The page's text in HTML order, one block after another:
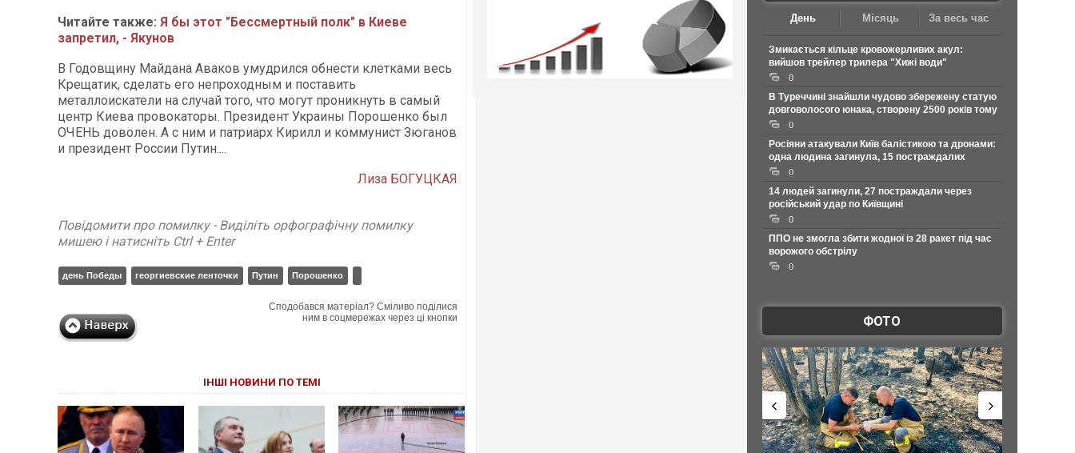
Читайте также: Я бы этот "Бессмертный полк" в Киеве
запретил, - Якунов
В Годовщину Майдана Аваков умудрился обнести клетками весь
Крещатик, сделать его непроходным и поставить
металлоискатели на случай того, что могут проникнуть в самый
центр Киева провокаторы. Президент Украины Порошенко был
ОЧЕНЬ доволен. А с ним и патриарх Кирилл и коммунист Зюганов
и президент России Путин....
Лиза БОГУЦКАЯ
Повідомити про помилку - Виділіть орфографічну помилку
мишею і натисніть Ctrl + Enter
день Победы георгиевские ленточки Путин Порошенко
Сподобався матеріал? Сміливо поділися
ним в соцмережах через ці кнопки
ІНШІ НОВИНИ ПО ТЕМІ
День Місяць За весь час
Змикається кільце кровожерливих акул:
вийшов трейлер трилера "Хижі води"
0
В Туреччині знайшли чудово збережену статую
довговолосого юнака, створену 2500 років тому
0
Росіяни атакували Київ балістикою та дронами:
одна людина загинула, 15 постраждалих
0
14 людей загинули, 27 постраждали через
російський удар по Київщині
0
ППО не змогла збити жодної із 28 ракет під час
ворожого обстрілу
0
ФОТО